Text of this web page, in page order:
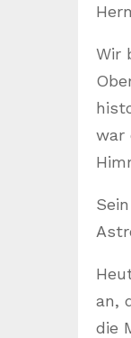
Wir
war
an,
die